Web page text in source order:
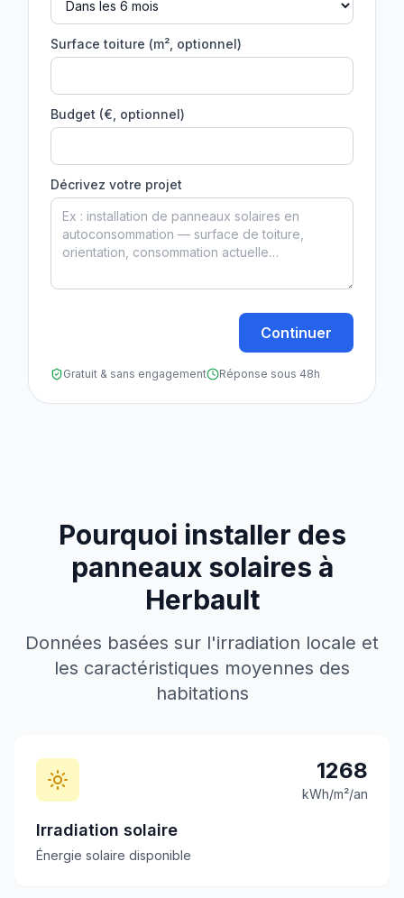
Surface toiture (m², optionnel)
Budget (€, optionnel)
Décrivez votre projet
Continuer
Gratuit & sans engagement Réponse sous 48h
Pourquoi installer des
panneaux solaires à
Herbault
Données basées sur l'irradiation locale et
les caractéristiques moyennes des
habitations
1268
kWh/m²/an
Irradiation solaire
Énergie solaire disponible